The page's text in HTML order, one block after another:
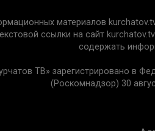
материалов
ссылки на сайт
содержать
ТВ» зарегистрировано в
(Роскомнадзор) 30